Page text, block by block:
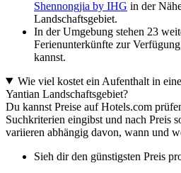
Shennongjia by IHG in der
Landschaftsgebiet.
In der Umgebung stehen 23
Ferienunterkünfte zur
kannst.
Wie viel kostet ein Aufenthalt in
Yantian Landschaftsgebiet?
Du kannst Preise auf Hotels.com
Suchkriterien eingibst und nach Preis
variieren abhängig davon, wann und
Sieh dir den günstigsten Preis